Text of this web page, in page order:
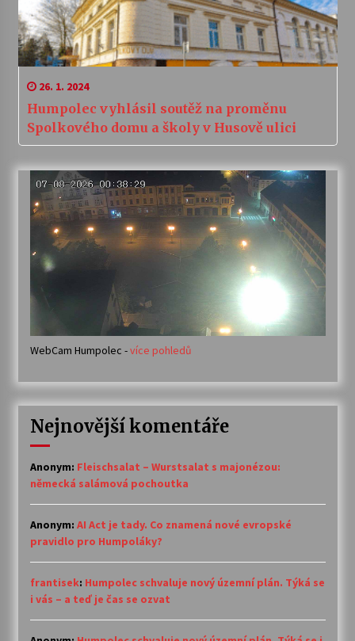
26. 1. 2024
Humpolec vyhlásil soutěž na proměnu
Spolkového domu a školy v Husově ulici
WebCam Humpolec -více pohledů
Nejnovější komentáře
Anonym: Fleischsalat – Wurstsalat s majonézou:
německá salámová pochoutka
Anonym: AI Act je tady. Co znamená nové evropské
pravidlo pro Humpoláky?
frantisek: Humpolec schvaluje nový územní plán. Týká se
i vás – a teď je čas se ozvat